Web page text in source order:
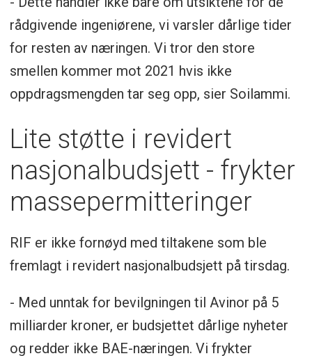
rådgivende ingeniørene, vi varsler dårlige tider
for resten av næringen. Vi tror den store
smellen kommer mot 2021 hvis ikke
oppdragsmengden tar seg opp, sier Soilammi.
Lite støtte i revidert
nasjonalbudsjett - frykter
massepermitteringer
RIF er ikke fornøyd med tiltakene som ble
fremlagt i revidert nasjonalbudsjett på tirsdag.
- Med unntak for bevilgningen til Avinor på 5
milliarder kroner, er budsjettet dårlige nyheter
og redder ikke BAE-næringen. Vi frykter